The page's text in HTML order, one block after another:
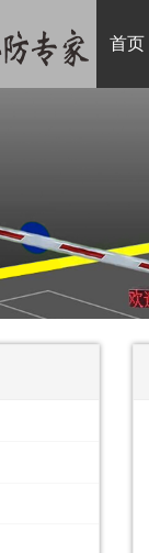
首页